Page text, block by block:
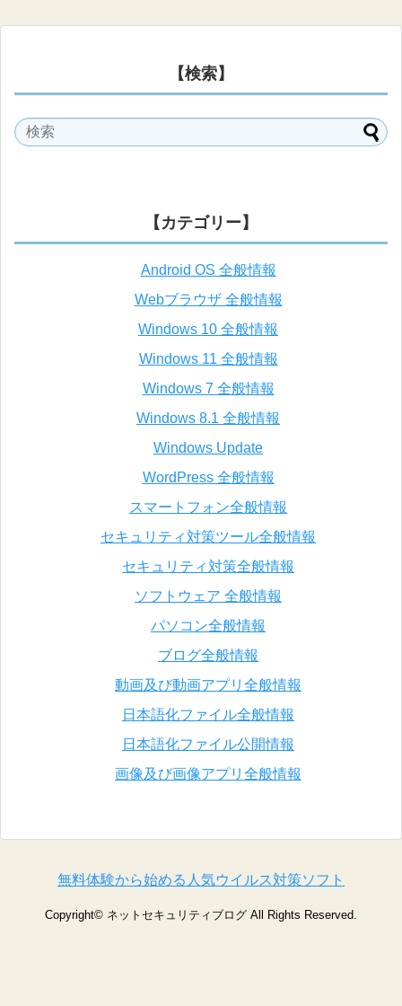
【検索】
【カテゴリー】
Android OS 全般情報
Webブラウザ 全般情報
Windows 10 全般情報
Windows 11 全般情報
Windows 7 全般情報
Windows 8.1 全般情報
Windows Update
WordPress 全般情報
スマートフォン全般情報
セキュリティ対策ツール全般情報
セキュリティ対策全般情報
ソフトウェア 全般情報
パソコン全般情報
ブログ全般情報
動画及び動画アプリ全般情報
日本語化ファイル全般情報
日本語化ファイル公開情報
画像及び画像アプリ全般情報
無料体験から始める人気ウイルス対策ソフト
Copyright© ネットセキュリティブログ All Rights Reserved.